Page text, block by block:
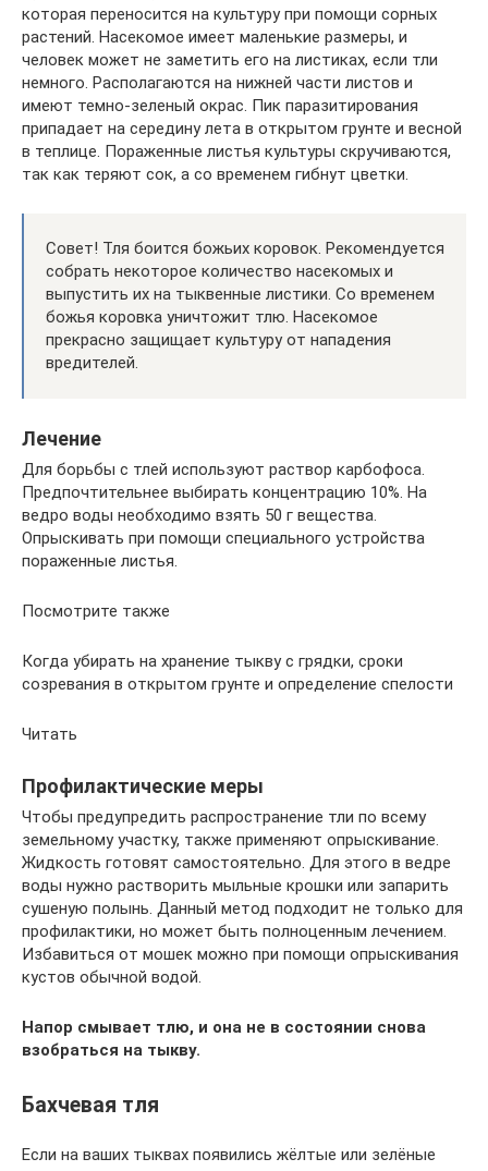
которая переносится на культуру при помощи сорных
растений. Насекомое имеет маленькие размеры, и
человек может не заметить его на листиках, если тли
немного. Располагаются на нижней части листов и
имеют темно-зеленый окрас. Пик паразитирования
припадает на середину лета в открытом грунте и весной
в теплице. Пораженные листья культуры скручиваются,
так как теряют сок, а со временем гибнут цветки.
Совет! Тля боится божьих коровок. Рекомендуется
собрать некоторое количество насекомых и
выпустить их на тыквенные листики. Со временем
божья коровка уничтожит тлю. Насекомое
прекрасно защищает культуру от нападения
вредителей.
Лечение
Для борьбы с тлей используют раствор карбофоса.
Предпочтительнее выбирать концентрацию 10%. На
ведро воды необходимо взять 50 г вещества.
Опрыскивать при помощи специального устройства
пораженные листья.
Посмотрите также
Когда убирать на хранение тыкву с грядки, сроки
созревания в открытом грунте и определение спелости
Читать
Профилактические меры
Чтобы предупредить распространение тли по всему
земельному участку, также применяют опрыскивание.
Жидкость готовят самостоятельно. Для этого в ведре
воды нужно растворить мыльные крошки или запарить
сушеную полынь. Данный метод подходит не только для
профилактики, но может быть полноценным лечением.
Избавиться от мошек можно при помощи опрыскивания
кустов обычной водой.
Напор смывает тлю, и она не в состоянии снова
взобраться на тыкву.
Бахчевая тля
Если на ваших тыквах появились жёлтые или зелёные